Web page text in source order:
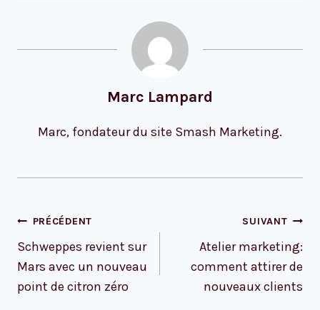
Marc Lampard
Marc, fondateur du site Smash Marketing.
Navigation
l’article
PRÉCÉDENT
Schweppes revient sur
Mars avec un nouveau
point de citron zéro
SUIVANT
Atelier marketing:
comment attirer de
nouveaux clients